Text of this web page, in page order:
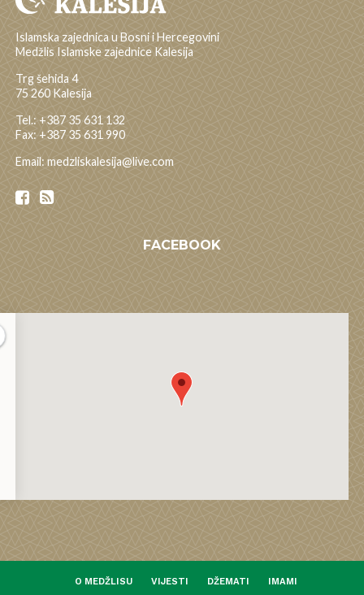
Islamska zajednica u Bosni i Hercegovini
Medžlis Islamske zajednice Kalesija
Trg šehida 4
75 260 Kalesija
Tel.: +387 35 631 132
Fax: +387 35 631 990
Email: medzliskalesija@live.com
FACEBOOK
O MEDŽLISU VIJESTI DŽEMATI
IMAMI